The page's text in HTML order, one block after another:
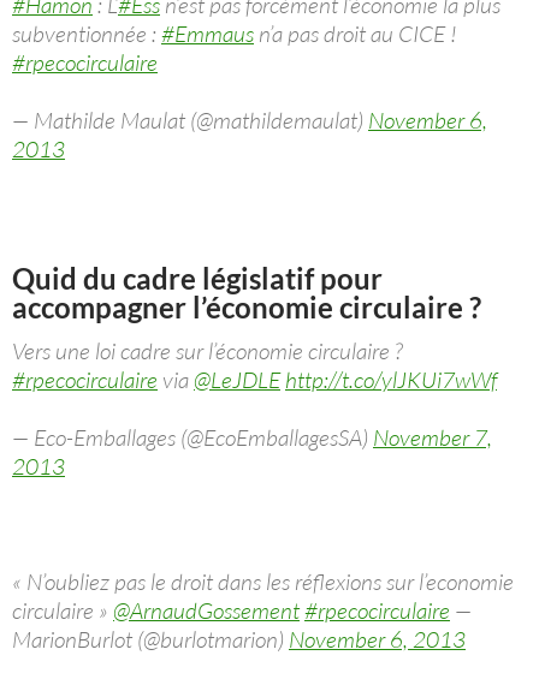
subventionnée : #Emmaus n’a pas droit au CICE !
#rpecocirculaire
— Mathilde Maulat (@mathildemaulat) November 6,
2013
Quid du cadre législatif pour
accompagner l’économie circulaire ?
Vers une loi cadre sur l’économie circulaire ?
#rpecocirculaire via @LeJDLE http://t.co/ylJKUi7wWf
— Eco-Emballages (@EcoEmballagesSA) November 7,
2013
« N’oubliez pas le droit dans les réflexions sur l’economie
circulaire » @ArnaudGossement#rpecocirculaire —
MarionBurlot (@burlotmarion) November 6, 2013